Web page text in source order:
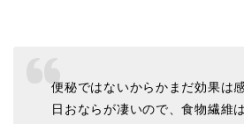
便秘ではないからかまだ効果は
日おならが凄いので、食物繊維